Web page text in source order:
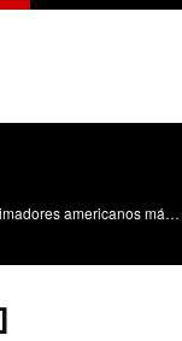
Fred ¿Tex¿ Avery (1908-1980), fue uno de los animadores americanos más influyentes de Hollywood entre los años 40 y 50, aunque por su carácter cercano al erotismo y a lo políticamente incorrecto, sus cartoons dejaron de ser visibles para el público de la televisión. Tex Avery fue uno de los principales directores de animación cuando se fundó la división de animación Warner, aunque realizaría sus mejores trabajos en Metro Goldwin Mayer (The Blitz Wolf, 1942; Red Hot Riding Hood, 1943; Symphony in Slang, 1951; etc.). Mantuvo una dura competencia con el dúo Hanna-Barbera, aunque en los años 70 terminó trabajando con ellos. Su principal aportación a la animación es un estilo de humor que no permite olvidar que estamos viendo un dibujo animado, siempre jugando con los límites de la animación y sus medios. Lorenzo Hernández, MC. (2020). El rey del cartoon. https://riunet.upv.es/handle/10251/153860 DER